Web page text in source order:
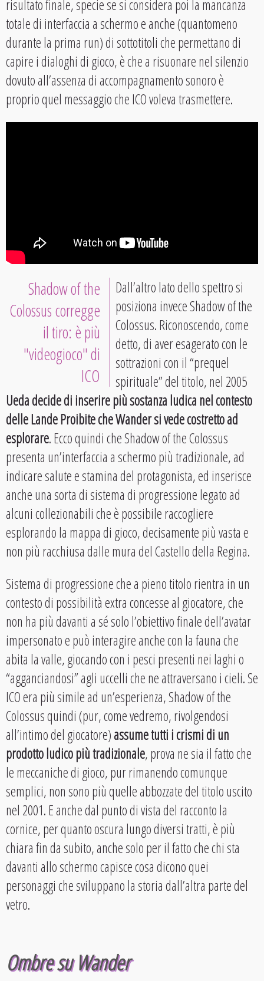
risultato finale, specie se si considera poi la mancanza
totale di interfaccia a schermo e anche (quantomeno
durante la prima run) di sottotitoli che permettano di
capire i dialoghi di gioco, è che a risuonare nel silenzio
dovuto all’assenza di accompagnamento sonoro è
proprio quel messaggio che ICO voleva trasmettere.
Shadow of the
Colossus corregge
il tiro: è più
"videogioco" di
ICO
Dall’altro lato dello spettro si
posiziona invece Shadow of the
Colossus. Riconoscendo, come
detto, di aver esagerato con le
sottrazioni con il “prequel
spirituale” del titolo, nel 2005
Ueda decide di inserire più sostanza ludica nel contesto
delle Lande Proibite che Wander si vede costretto ad
esplorare. Ecco quindi che Shadow of the Colossus
presenta un’interfaccia a schermo più tradizionale, ad
indicare salute e stamina del protagonista, ed inserisce
anche una sorta di sistema di progressione legato ad
alcuni collezionabili che è possibile raccogliere
esplorando la mappa di gioco, decisamente più vasta e
non più racchiusa dalle mura del Castello della Regina.
Sistema di progressione che a pieno titolo rientra in un
contesto di possibilità extra concesse al giocatore, che
non ha più davanti a sé solo l’obiettivo finale dell’avatar
impersonato e può interagire anche con la fauna che
abita la valle, giocando con i pesci presenti nei laghi o
“agganciandosi” agli uccelli che ne attraversano i cieli. Se
ICO era più simile ad un’esperienza, Shadow of the
Colossus quindi (pur, come vedremo, rivolgendosi
all’intimo del giocatore)assume tutti i crismi di un
prodotto ludico più tradizionale, prova ne sia il fatto che
le meccaniche di gioco, pur rimanendo comunque
semplici, non sono più quelle abbozzate del titolo uscito
nel 2001. E anche dal punto di vista del racconto la
cornice, per quanto oscura lungo diversi tratti, è più
chiara fin da subito, anche solo per il fatto che chi sta
davanti allo schermo capisce cosa dicono quei
personaggi che sviluppano la storia dall’altra parte del
vetro.
Ombre su Wander